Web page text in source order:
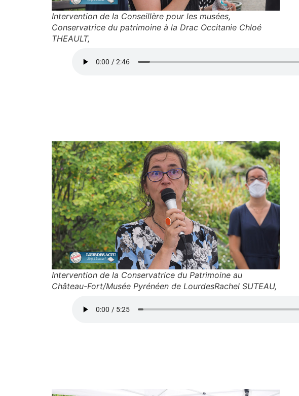
Intervention de la Conseillère pour les musées,
Conservatrice du patrimoine à la Drac Occitanie Chloé
THEAULT,
Intervention de la Conservatrice du Patrimoine au
Château-Fort/Musée Pyrénéen de LourdesRachel SUTEAU,